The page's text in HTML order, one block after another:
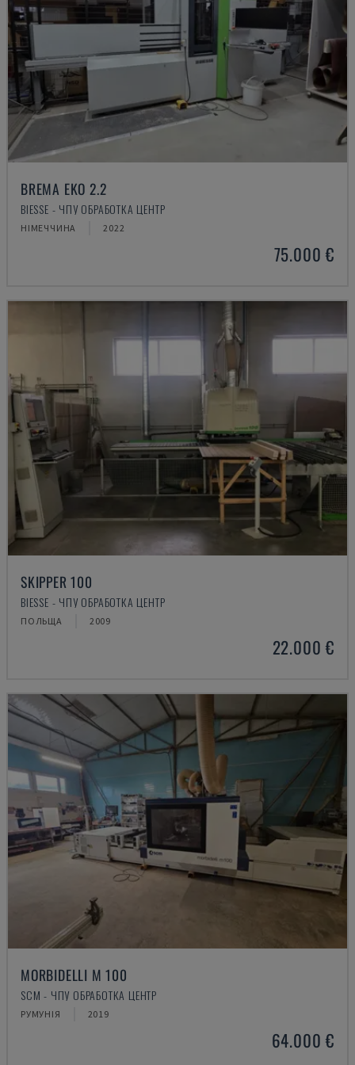
BREMA EKO 2.2
BIESSE - ЧПУ ОБРАБОТКА ЦЕНТР
НІМЕЧЧИНА 2022
75.000 €
SKIPPER 100
BIESSE - ЧПУ ОБРАБОТКА ЦЕНТР
ПОЛЬЩА 2009
22.000 €
MORBIDELLI M 100
SCM - ЧПУ ОБРАБОТКА ЦЕНТР
РУМУНІЯ 2019
64.000 €